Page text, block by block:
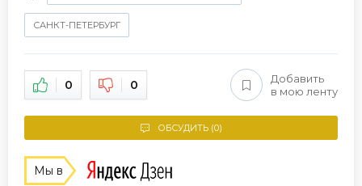
САНКТ-ПЕТЕРБУРГ
0 0
Добавить
в мою ленту
ОБСУДИТЬ (0)
Мы в